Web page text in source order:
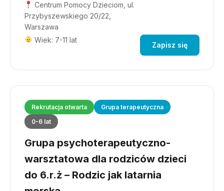
Centrum Pomocy Dzieciom, ul.
Przybyszewskiego 20/22,
Warszawa
Wiek: 7-11 lat
Zapisz się
Rekrutacja otwarta
Grupa terapeutyczna
0-6 lat
Grupa psychoterapeutyczno-
warsztatowa dla rodziców dzieci
do 6.r.ż – Rodzic jak latarnia